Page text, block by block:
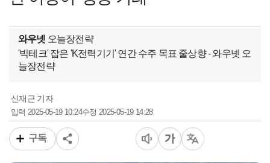
와우넷 오늘장전략
'빅테크' 잡은 'K전력기기' 연간 수주 목표 줄상향 - 와우넷 오
늘장전략
신재근 기자
입력 2025-05-19 10:24수정 2025-05-19 14:28
구독